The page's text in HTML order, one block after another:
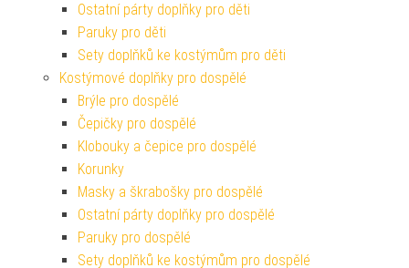
Ostatní párty doplňky pro děti
Paruky pro děti
Sety doplňků ke kostýmům pro děti
Kostýmové doplňky pro dospělé
Brýle pro dospělé
Čepičky pro dospělé
Klobouky a čepice pro dospělé
Korunky
Masky a škrabošky pro dospělé
Ostatní párty doplňky pro dospělé
Paruky pro dospělé
Sety doplňků ke kostýmům pro dospělé